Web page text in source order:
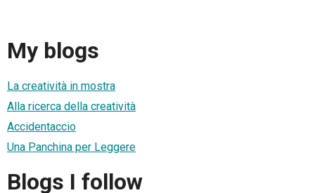
My blogs
La creatività in mostra
Alla ricerca della creatività
Accidentaccio
Una Panchina per Leggere
Blogs I follow